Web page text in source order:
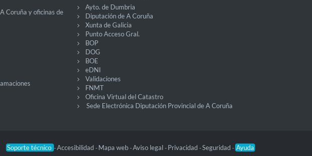
Coruña y oficinas de
Ayto. de Dumbria
Diputación de A Coruña
Xunta de Galicia
Punto Acceso Gral.
BOP
DOG
BOE
eDNI
Validaciones
FNMT
Oficina Virtual del Catastro
Sede Electrónica Diputación Provincial de A Coruña
Soporte técnico -Accesibilidad - Mapa web -Aviso legal - Privacidad -Seguridad - Ayuda